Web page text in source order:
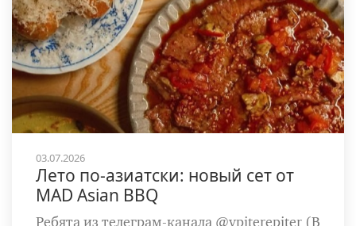
03.07.2026
Лето по-азиатски: новый сет от
MAD Asian BBQ
Ребята из телеграм-канала @vpiterepiter (В